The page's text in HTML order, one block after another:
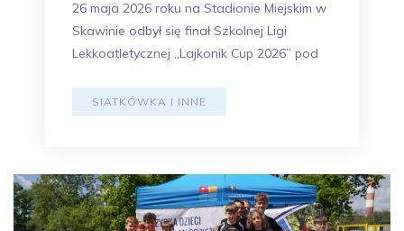
26 maja 2026 roku na Stadionie Miejskim w
Skawinie odbył się finał Szkolnej Ligi
Lekkoatletycznej „Lajkonik Cup 2026” pod
SIATKÓWKA I INNE